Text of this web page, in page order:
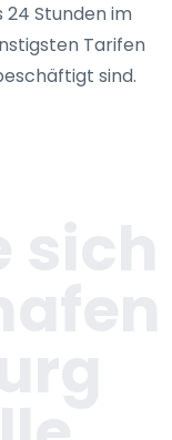
24 Stunden im
Tarifen
sind.